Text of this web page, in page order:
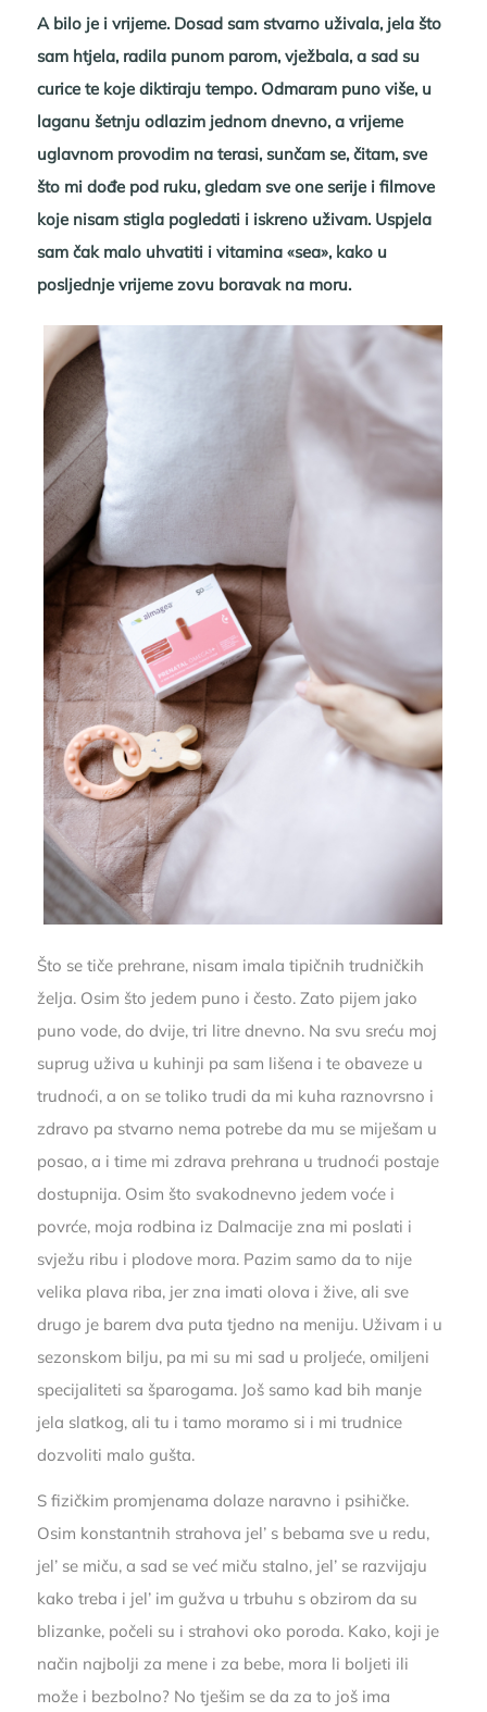
A bilo je i vrijeme. Dosad sam stvarno uživala, jela što
sam htjela, radila punom parom, vježbala, a sad su
curice te koje diktiraju tempo. Odmaram puno više, u
laganu šetnju odlazim jednom dnevno, a vrijeme
uglavnom provodim na terasi, sunčam se, čitam, sve
što mi dođe pod ruku, gledam sve one serije i filmove
koje nisam stigla pogledati i iskreno uživam. Uspjela
sam čak malo uhvatiti i vitamina «sea», kako u
posljednje vrijeme zovu boravak na moru.
Što se tiče prehrane, nisam imala tipičnih trudničkih
želja. Osim što jedem puno i često. Zato pijem jako
puno vode, do dvije, tri litre dnevno. Na svu sreću moj
suprug uživa u kuhinji pa sam lišena i te obaveze u
trudnoći, a on se toliko trudi da mi kuha raznovrsno i
zdravo pa stvarno nema potrebe da mu se miješam u
posao, a i time mi zdrava prehrana u trudnoći postaje
dostupnija. Osim što svakodnevno jedem voće i
povrće, moja rodbina iz Dalmacije zna mi poslati i
svježu ribu i plodove mora. Pazim samo da to nije
velika plava riba, jer zna imati olova i žive, ali sve
drugo je barem dva puta tjedno na meniju. Uživam i u
sezonskom bilju, pa mi su mi sad u proljeće, omiljeni
specijaliteti sa šparogama. Još samo kad bih manje
jela slatkog, ali tu i tamo moramo si i mi trudnice
dozvoliti malo gušta.
S fizičkim promjenama dolaze naravno i psihičke.
Osim konstantnih strahova jel’ s bebama sve u redu,
jel’ se miču, a sad se već miču stalno, jel’ se razvijaju
kako treba i jel’ im gužva u trbuhu s obzirom da su
blizanke, počeli su i strahovi oko poroda. Kako, koji je
način najbolji za mene i za bebe, mora li boljeti ili
može i bezbolno? No tješim se da za to još ima